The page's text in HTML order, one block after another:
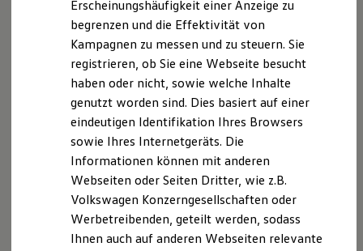
myVolkswagen
myVolkswagen Business
Elektrisch & Autonom
Elektro - & Hybridfahrzeuge
Unser Ansatz
Klimafreundlicher Strom
Reichweite & Ladelösungen
Reichweitensimulator
Ladezeitensimulator
Ladelösungen für Privatkunden
Ladelösungen für Gewerbekunden
Wallbox und Ladekabel
Förderung & Kosten der Elektrofahrzeuge
Fördermöglichkeiten für Privatkunden
Fördermöglichkeiten für Gewerbekunden
Disclaimer von Volkswagen AG
Der Online-Sprachassistent steht zurzeit für folgende Sprachen
zur Verfügung: Deutsch, Dänisch, Englisch (GB und US),
Französisch, Italienisch, Niederländisch, Norwegisch, Polnisch,
Portugiesisch, Schwedisch, Spanisch, Tschechisch, Finnisch,
Griechisch, Türkisch, Ungarisch, und Russisch (modell- und
ausstattungsabhängig verfügbar). Abhängig der gewählten
Online-Sprache gibt es zusätzlich eine Anbindung an die
Wissensdatenbank Wikipedia und an die künstliche Intelligenz
von “ChatGPT“. Hinweis: Die Antworten von ChatGPT können
variieren, unvollständige, unrichtige oder irrelevante
Informationen enthalten und Rechte Dritter verletzen.
Verlassen Sie sich daher nicht auf die Antworten, ohne diese
Erscheinungshäufigkeit einer Anzeige zu
begrenzen und die Effektivität von
Kampagnen zu messen und zu steuern. Sie
registrieren, ob Sie eine Webseite besucht
haben oder nicht, sowie welche Inhalte
genutzt worden sind. Dies basiert auf einer
eindeutigen Identifikation Ihres Browsers
sowie Ihres Internetgeräts. Die
Informationen können mit anderen
Webseiten oder Seiten Dritter, wie z.B.
Volkswagen Konzerngesellschaften oder
Werbetreibenden, geteilt werden, sodass
Ihnen auch auf anderen Webseiten relevante